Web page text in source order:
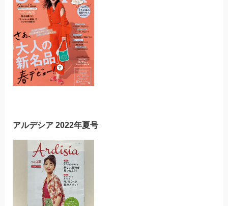
アルデシア 2022年夏号